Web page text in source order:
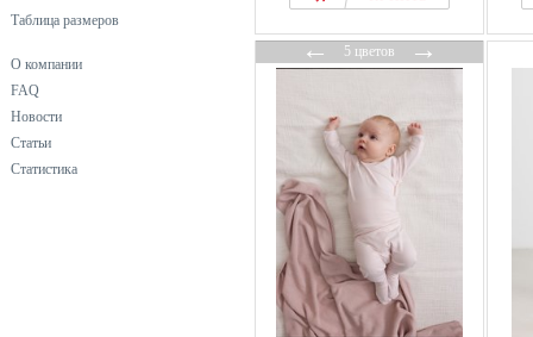
Таблица размеров
О компании
FAQ
Новости
Статьи
Статистика
←5 цветов→